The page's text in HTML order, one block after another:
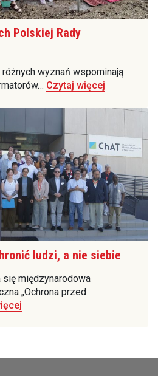
Polskiej Rady
wyznań wspominają
Czytaj więcej
ludzi, a nie siebie
się międzynarodowa
„Ochrona przed